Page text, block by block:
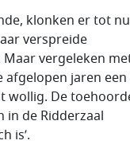
klonken er tot
verspreide
vergeleken
afgelopen jaren
wollig. De
de Ridderzaal
is’.